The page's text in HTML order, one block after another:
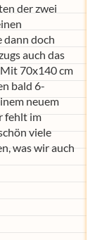
der zwei
dann doch
auch das
70x140 cm
bald 6-
neuem
fehlt im
viele
was wir auch